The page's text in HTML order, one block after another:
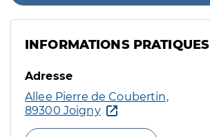
INFORMATIONS PRATIQUES
Adresse
Allee Pierre de Coubertin,
89300 Joigny